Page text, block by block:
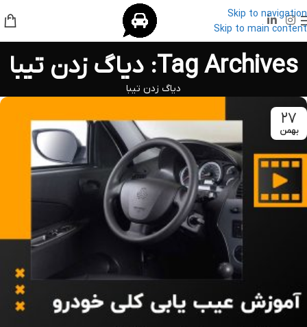
Skip to navigation
Skip to main content
Tag Archives: دیاگ زدن تیبا
دیاگ زدن تیبا
۲۷
بهمن